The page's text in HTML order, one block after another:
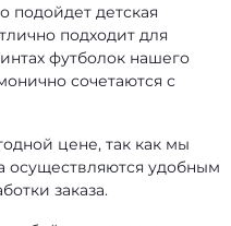
подойдет детская
подходит для
футболок нашего
сочетаются с
цене, так как мы
осуществляются удобным
заказа.